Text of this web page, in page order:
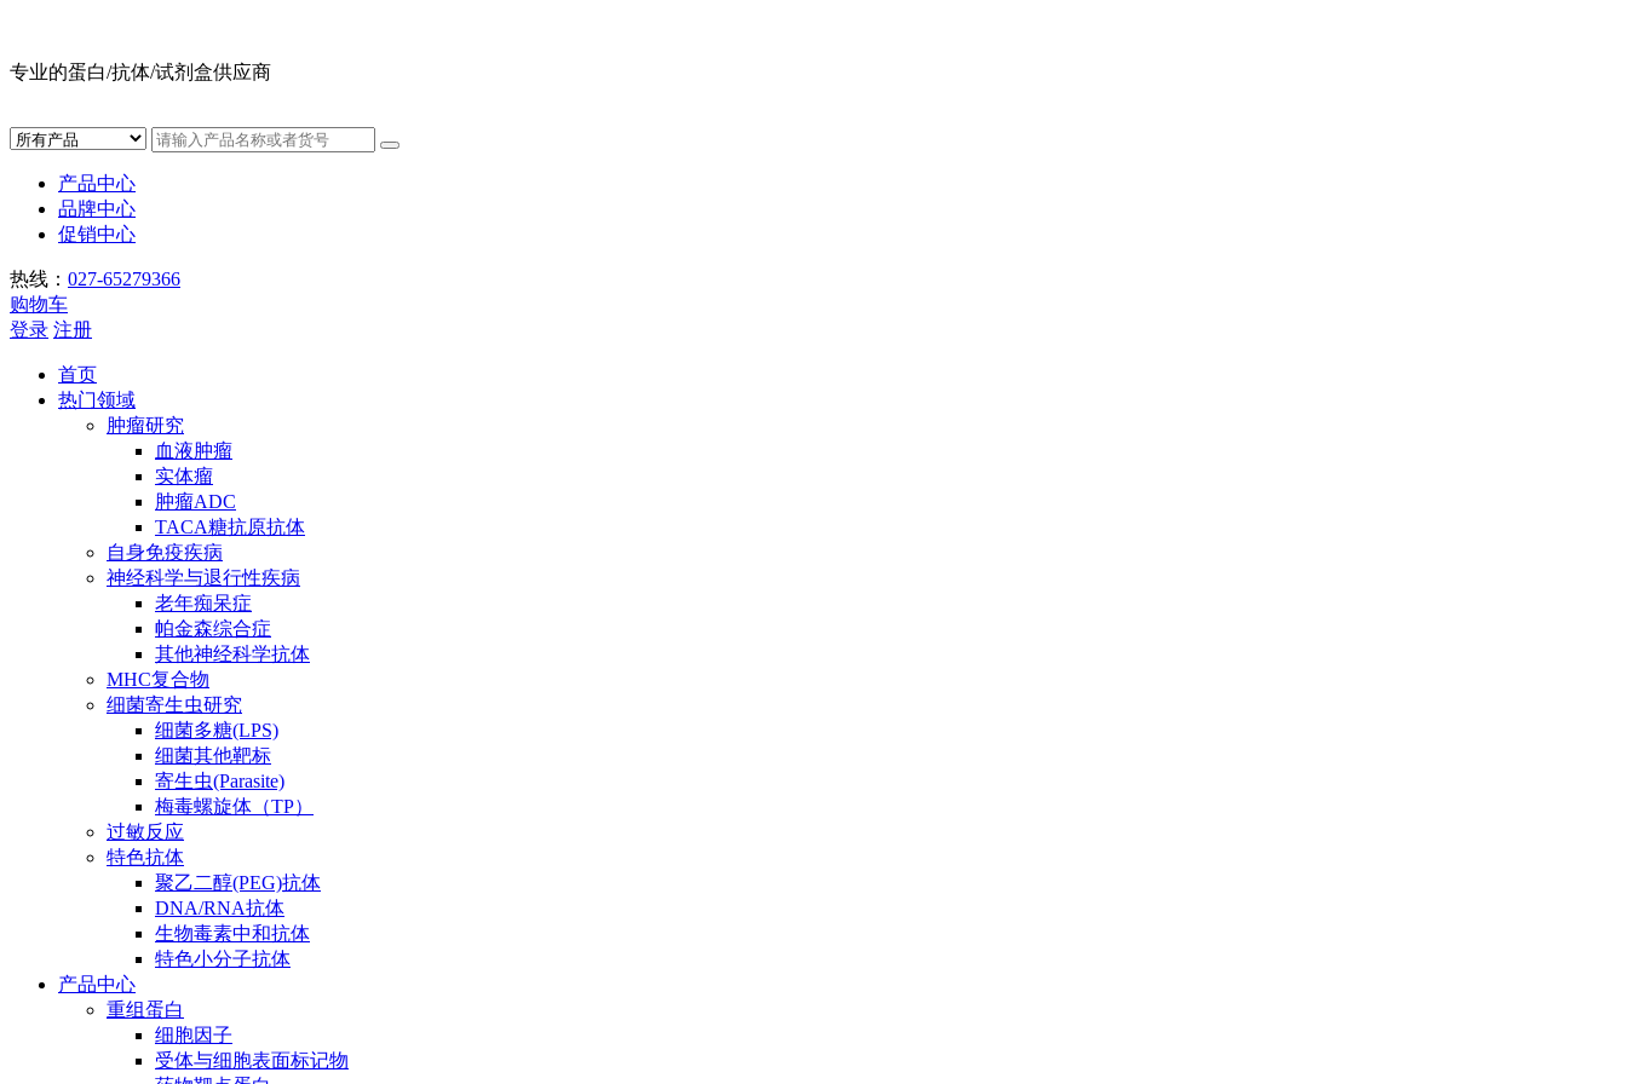
专业的蛋白/抗体/试剂盒供应商
产品中心
品牌中心
促销中心
热线： 027-65279366
购物车
登录 注册
首页
热门领域
肿瘤研究
血液肿瘤
实体瘤
肿瘤ADC
TACA糖抗原抗体
自身免疫疾病
神经科学与退行性疾病
老年痴呆症
帕金森综合症
其他神经科学抗体
MHC复合物
细菌寄生虫研究
细菌多糖(LPS)
细菌其他靶标
寄生虫(Parasite)
梅毒螺旋体（TP）
过敏反应
特色抗体
聚乙二醇(PEG)抗体
DNA/RNA抗体
生物毒素中和抗体
特色小分子抗体
产品中心
重组蛋白
细胞因子
受体与细胞表面标记物